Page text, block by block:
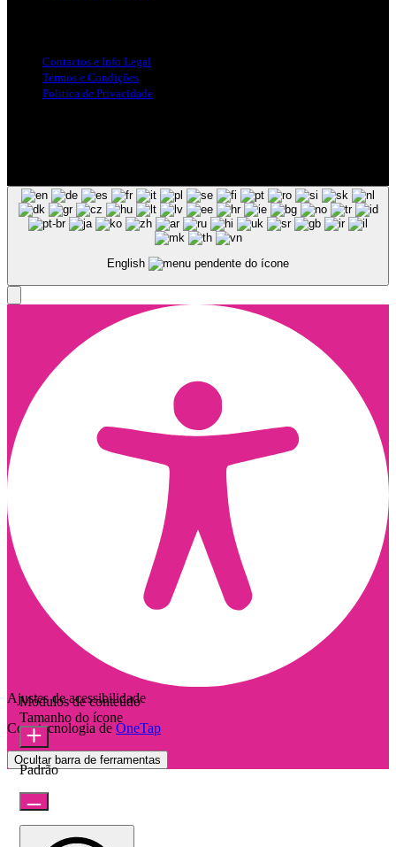
Contactos e Info Legal
Termos e Condições
Politica de Privacidade
English
Ajustes de acessibilidade
Com tecnologia de OneTap
Ocultar barra de ferramentas
Módulos de conteúdo
Tamanho do ícone
Padrão